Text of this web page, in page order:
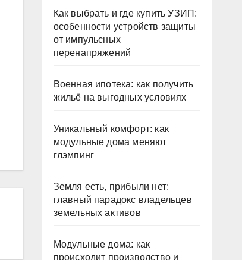
Как выбрать и где купить УЗИП:
особенности устройств защиты
от импульсных
перенапряжений
Военная ипотека: как получить
жильё на выгодных условиях
Уникальный комфорт: как
модульные дома меняют
глэмпинг
Земля есть, прибыли нет:
главный парадокс владельцев
земельных активов
Модульные дома: как
происходит производство и